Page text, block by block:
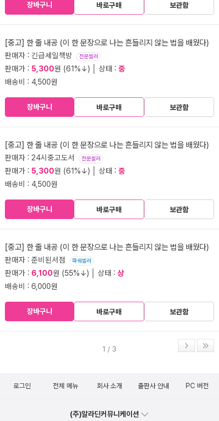
장바구니 바로구매 보관함
[중고] 한 줄 내공 (이 한 문장으로 나는 흔들리지 않는 법을 배웠다)
판매자 : 긴급세일책방 전문셀러
판매가 : 5,300원 (61%↓) │ 상태 : 중
배송비 : 4,500원
장바구니 바로구매 보관함
[중고] 한 줄 내공 (이 한 문장으로 나는 흔들리지 않는 법을 배웠다)
판매자 : 24시중고도서 전문셀러
판매가 : 5,300원 (61%↓) │ 상태 : 중
배송비 : 4,500원
장바구니 바로구매 보관함
[중고] 한 줄 내공 (이 한 문장으로 나는 흔들리지 않는 법을 배웠다)
판매자 : 준비된서점 파워셀러
판매가 : 6,100원 (55%↓) │ 상태 : 상
배송비 : 6,000원
장바구니 바로구매 보관함
1 / 3
로그인 전체 메뉴 회사 소개 출판사 안내 PC 버전
(주)알라딘커뮤니케이션